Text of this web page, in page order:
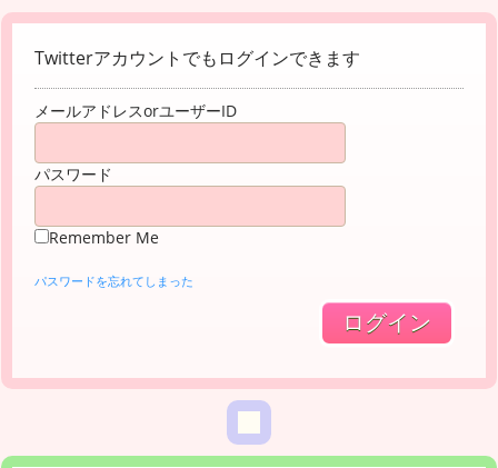
Twitterアカウントでもログインできます
メールアドレスorユーザーID
パスワード
Remember Me
パスワードを忘れてしまった